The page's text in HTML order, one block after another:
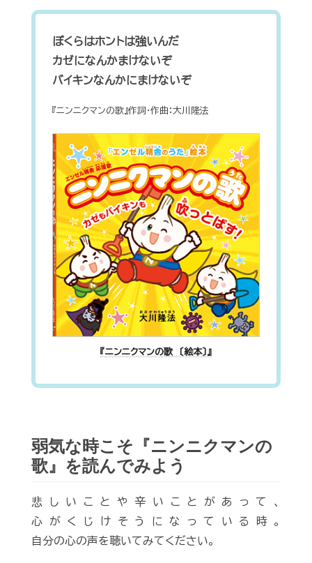
ぼくらはホントは強いんだ
カゼになんかまけないぞ
バイキンなんかにまけないぞ
『ニンニクマンの歌』作詞・作曲：大川隆法
『ニンニクマンの歌 〔絵本〕』
弱気な時こそ『ニンニクマンの
歌』を読んでみよう
悲しいことや辛いことがあって、
心がくじけそうになっている時。
自分の心の声を聴いてみてください。